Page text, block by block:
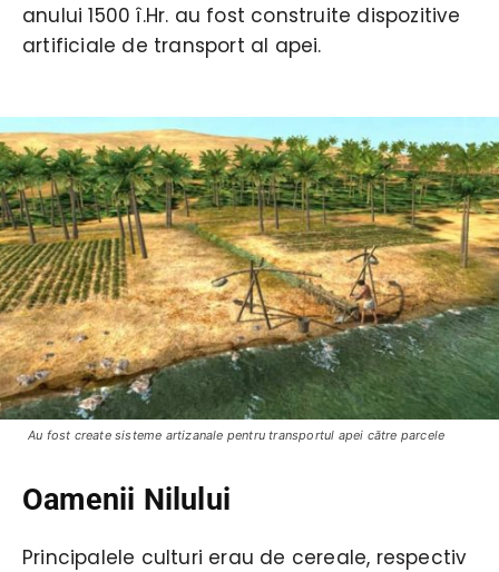
anului 1500 î.Hr. au fost construite dispozitive
artificiale de transport al apei.
Au fost create sisteme artizanale pentru transportul apei către parcele
Oamenii Nilului
Principalele culturi erau de cereale, respectiv